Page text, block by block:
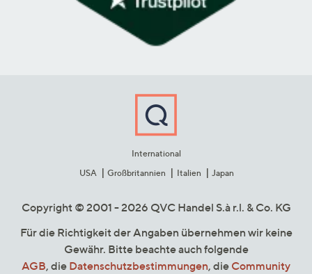
International
USA
Großbritannien Italien Japan
Copyright © 2001 - 2026 QVC Handel S.à r.l. & Co. KG
Für die Richtigkeit der Angaben übernehmen wir keine
Gewähr. Bitte beachte auch folgende
AGB, die Datenschutzbestimmungen, die Community